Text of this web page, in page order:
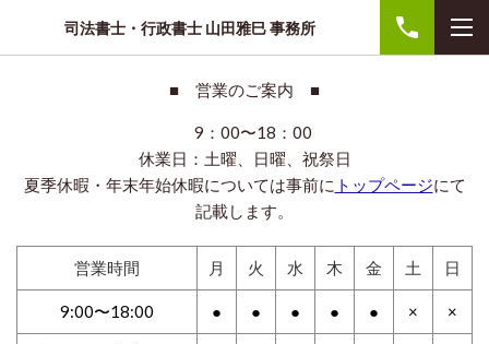
司法書士・行政書士 山田雅巳 事務所
■ 営業のご案内 ■
9：00〜18：00
休業日：土曜、日曜、祝祭日
夏季休暇・年末年始休暇については事前に トップページにて
記載します。
営業時間 月 火 水 木 金 土 日
9:00〜18:00 ● ● ● ● ● × ×